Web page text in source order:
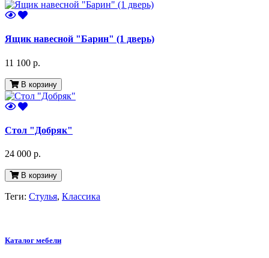
Ящик навесной "Барин" (1 дверь)
11 100 р.
В корзину
Стол "Добряк"
24 000 р.
В корзину
Теги: Стулья, Классика
Каталог мебели